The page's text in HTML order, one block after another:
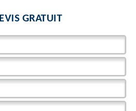
GRATUIT